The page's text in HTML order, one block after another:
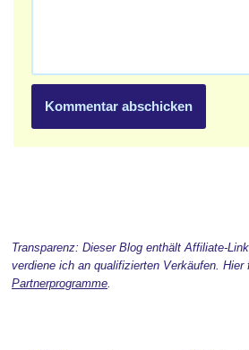
Transparenz: Dieser Blog enthält Affiliate-
verdiene ich an qualifizierten Verkäufen. Hier
Partnerprogramme.